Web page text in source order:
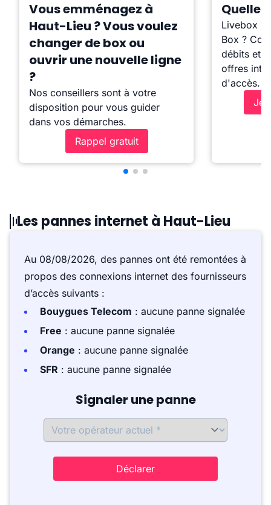
Vous emménagez à
Haut-Lieu ? Vous voulez
changer de box ou
ouvrir une nouvelle ligne
?
Nos conseillers sont à votre
disposition pour vous guider
dans vos démarches.
Rappel gratuit
Quelle
Livebox ?
Box ?
débits et
offres
d'accès.
Je
Les pannes internet à Haut-Lieu
Au 08/08/2026, des pannes ont été remontées à
propos des connexions internet des fournisseurs
d’accès suivants :
Bouygues Telecom : aucune panne signalée
Free : aucune panne signalée
Orange : aucune panne signalée
SFR : aucune panne signalée
Signaler une panne
Déclarer